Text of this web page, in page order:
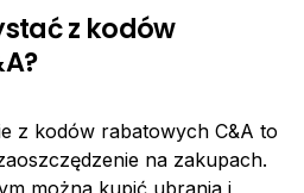
z kodów
z kodów rabatowych C&A to
na zakupach.
można kupić ubrania i